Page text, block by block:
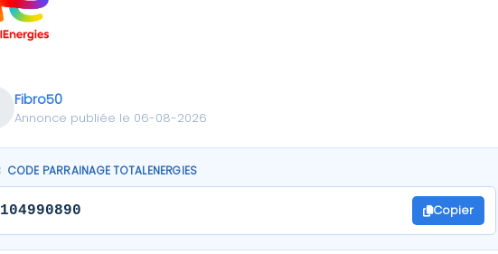
Fibro50
Annonce publiée le 06-08-2026
CODE PARRAINAGE TOTALENERGIES
104990890 Copier